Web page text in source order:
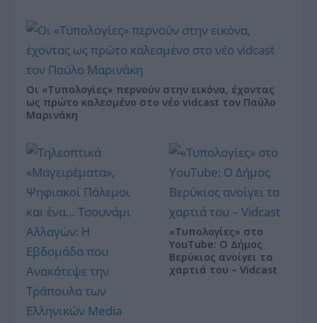
Οι «Τυπολογίες» περνούν στην εικόνα, έχοντας
ως πρώτο καλεσμένο στο νέο vidcast τον Παύλο
Μαρινάκη
«Τυπολογίες» στο
YouTube: Ο Δήμος
Βερύκιος ανοίγει τα
χαρτιά του – Vidcast